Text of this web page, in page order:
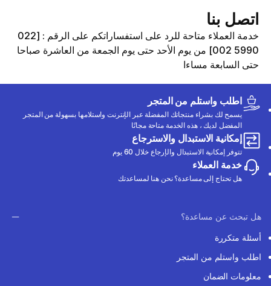
اتصل بنا
خدمة العملاء متاحة للرد على استفساراتكم على الرقم : [022
5990 002] من يوم الأحد حتى يوم الجمعة من العاشرة صباحا
حتى السابعة مساءا
اطلب واستلم من المتجر
يسمح لك بشراء منتجاتك المفضلة عبر الإنترنت واستلامها بسهولة من المتجر
المفضل لديك ، هذه الخدمة متاحة مجانًا
إمكانية الاستبدال والاسترجاع
تتوفر إمكانية الاستبدال والإرجاع خلال 60 يوم
خدمة العملاء
هل تحتاج إلى مساعدة؟ نحن هنا لمساعدتك
هل تبحث عن مساعدة؟
أسئلة متكررة
اطلب واستلم من المتجر
معلومات الضمان